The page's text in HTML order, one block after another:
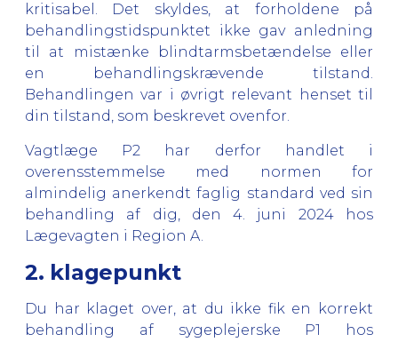
kritisabel. Det skyldes, at forholdene på
behandlingstidspunktet ikke gav anledning
til at mistænke blindtarmsbetændelse eller
en behandlingskrævende tilstand.
Behandlingen var i øvrigt relevant henset til
din tilstand, som beskrevet ovenfor.
Vagtlæge P2 har derfor handlet i
overensstemmelse med normen for
almindelig anerkendt faglig standard ved sin
behandling af dig, den 4. juni 2024 hos
Lægevagten i Region A.
2. klagepunkt
Du har klaget over, at du ikke fik en korrekt
behandling af sygeplejerske P1 hos